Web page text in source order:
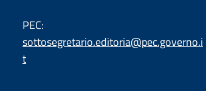
PEC:
sottosegretario.editoria@pec.governo.i
t